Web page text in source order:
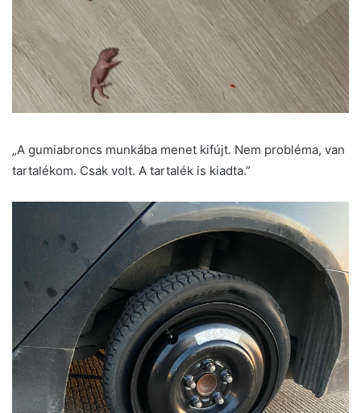
„A gumiabroncs munkába menet kifújt. Nem probléma, van
tartalékom. Csak volt. A tartalék is kiadta.”